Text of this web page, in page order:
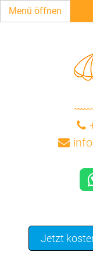
Jetzt
Menü öffnen